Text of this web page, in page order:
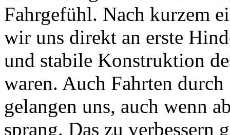
Fahrgefühl. Nach kurzem
wir uns direkt an erste
und stabile Konstruktion
waren. Auch Fahrten
gelangen uns, auch wenn
sprang. Das zu verbessern